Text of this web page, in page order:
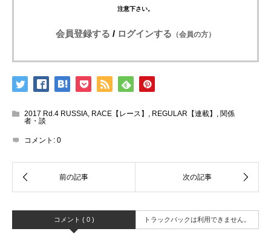
注意下さい。
会員登録する / ログインする （会員の方）
2017 Rd.4 RUSSIA, RACE【レース】 , REGULAR【連載】 , 関係
者・談
コメント: 0
コメント ( 0 ) トラックバックは利用できません。